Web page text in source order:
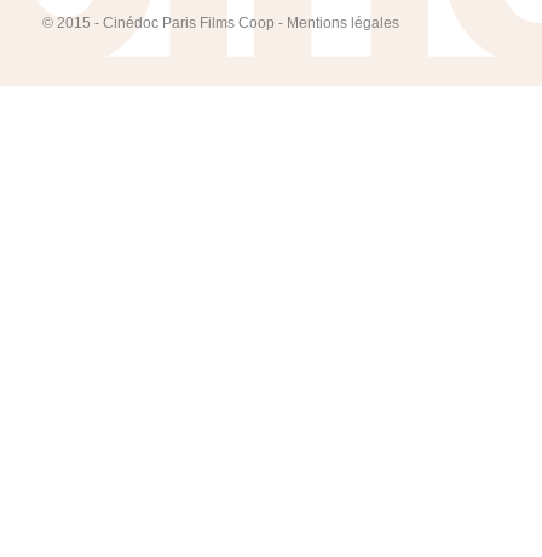
© 2015 - Cinédoc Paris Films Coop - Mentions légales